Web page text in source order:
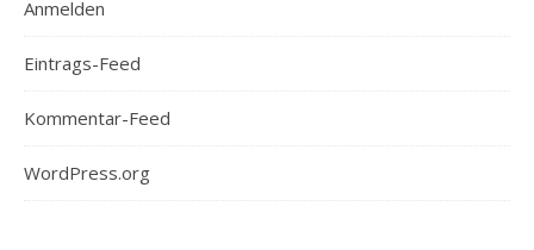
Anmelden
Eintrags-Feed
Kommentar-Feed
WordPress.org